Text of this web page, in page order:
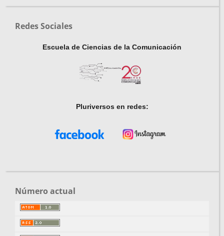
Redes Sociales
Escuela de Ciencias de la Comunicación
Pluriversos en redes:
Número actual